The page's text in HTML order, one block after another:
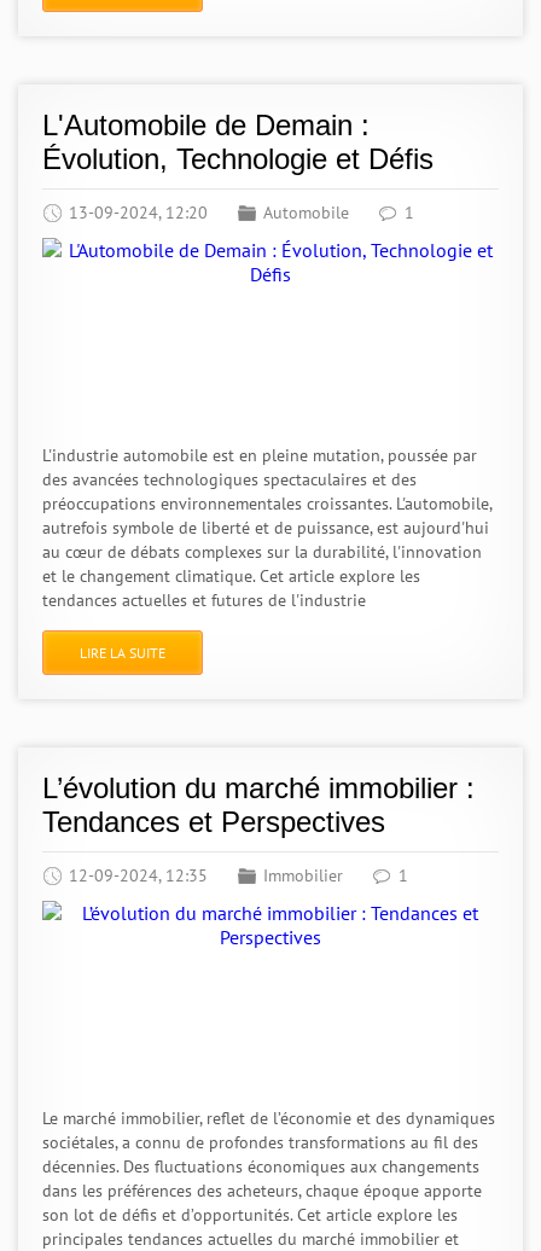
L'Automobile de Demain :
Évolution, Technologie et Défis
13-09-2024, 12:20 Automobile 1
L'industrie automobile est en pleine mutation, poussée par
des avancées technologiques spectaculaires et des
préoccupations environnementales croissantes. L'automobile,
autrefois symbole de liberté et de puissance, est aujourd'hui
au cœur de débats complexes sur la durabilité, l'innovation
et le changement climatique. Cet article explore les
tendances actuelles et futures de l'industrie
LIRE LA SUITE
L’évolution du marché immobilier :
Tendances et Perspectives
12-09-2024, 12:35 Immobilier 1
Le marché immobilier, reflet de l’économie et des dynamiques
sociétales, a connu de profondes transformations au fil des
décennies. Des fluctuations économiques aux changements
dans les préférences des acheteurs, chaque époque apporte
son lot de défis et d’opportunités. Cet article explore les
principales tendances actuelles du marché immobilier et